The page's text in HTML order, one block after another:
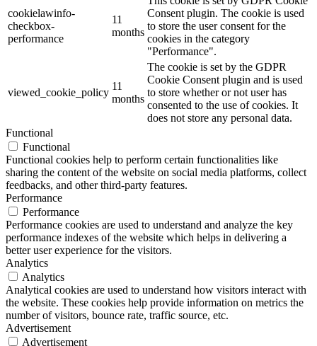
cookielawinfo-
checkbox-
performance
11
months
Consent plugin. The cookie is used
to store the user consent for the
cookies in the category
"Performance".
viewed_cookie_policy
11
months
The cookie is set by the GDPR
Cookie Consent plugin and is used
to store whether or not user has
consented to the use of cookies. It
does not store any personal data.
Functional
Functional
Functional cookies help to perform certain functionalities like
sharing the content of the website on social media platforms, collect
feedbacks, and other third-party features.
Performance
Performance
Performance cookies are used to understand and analyze the key
performance indexes of the website which helps in delivering a
better user experience for the visitors.
Analytics
Analytics
Analytical cookies are used to understand how visitors interact with
the website. These cookies help provide information on metrics the
number of visitors, bounce rate, traffic source, etc.
Advertisement
Advertisement